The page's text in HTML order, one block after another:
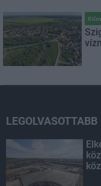
LEGOLVASOTTABB